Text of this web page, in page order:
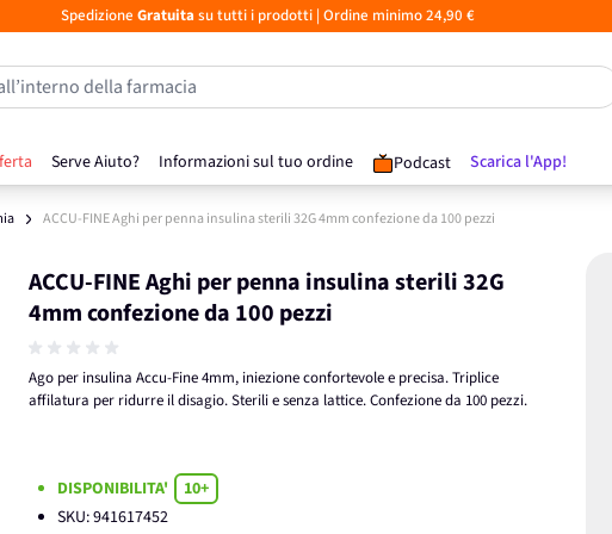
Spedizione Gratuita su tutti i prodotti| Ordine minimo 24,90 €
Serve Aiuto? Informazioni sul tuo ordine Podcast Scarica l'App!
della farmacia
ACCU-FINE Aghi per penna insulina sterili 32G 4mm confezione da 100 pezzi
ACCU-FINE Aghi per penna insulina sterili 32G
4mm confezione da 100 pezzi
Ago per insulina Accu-Fine 4mm, iniezione confortevole e precisa. Triplice
affilatura per ridurre il disagio. Sterili e senza lattice. Confezione da 100 pezzi.
DISPONIBILITA'
10+
SKU:941617452